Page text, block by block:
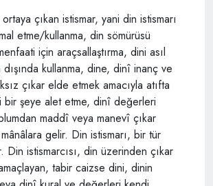
çıkan istismar, yani din istismarı
etme/kullanma, din sömürüsü
için araçsallaştırma, dini asıl
dışında kullanma, dine, dinî inanç ve
çıkar elde etmek amacıyla atıfta
bir şeye alet etme, dinî değerleri
maddî veya manevî çıkar
gelir. Din istismarı, bir tür
Din istismarcısı, din üzerinden çıkar
tabir caizse dini, dinin